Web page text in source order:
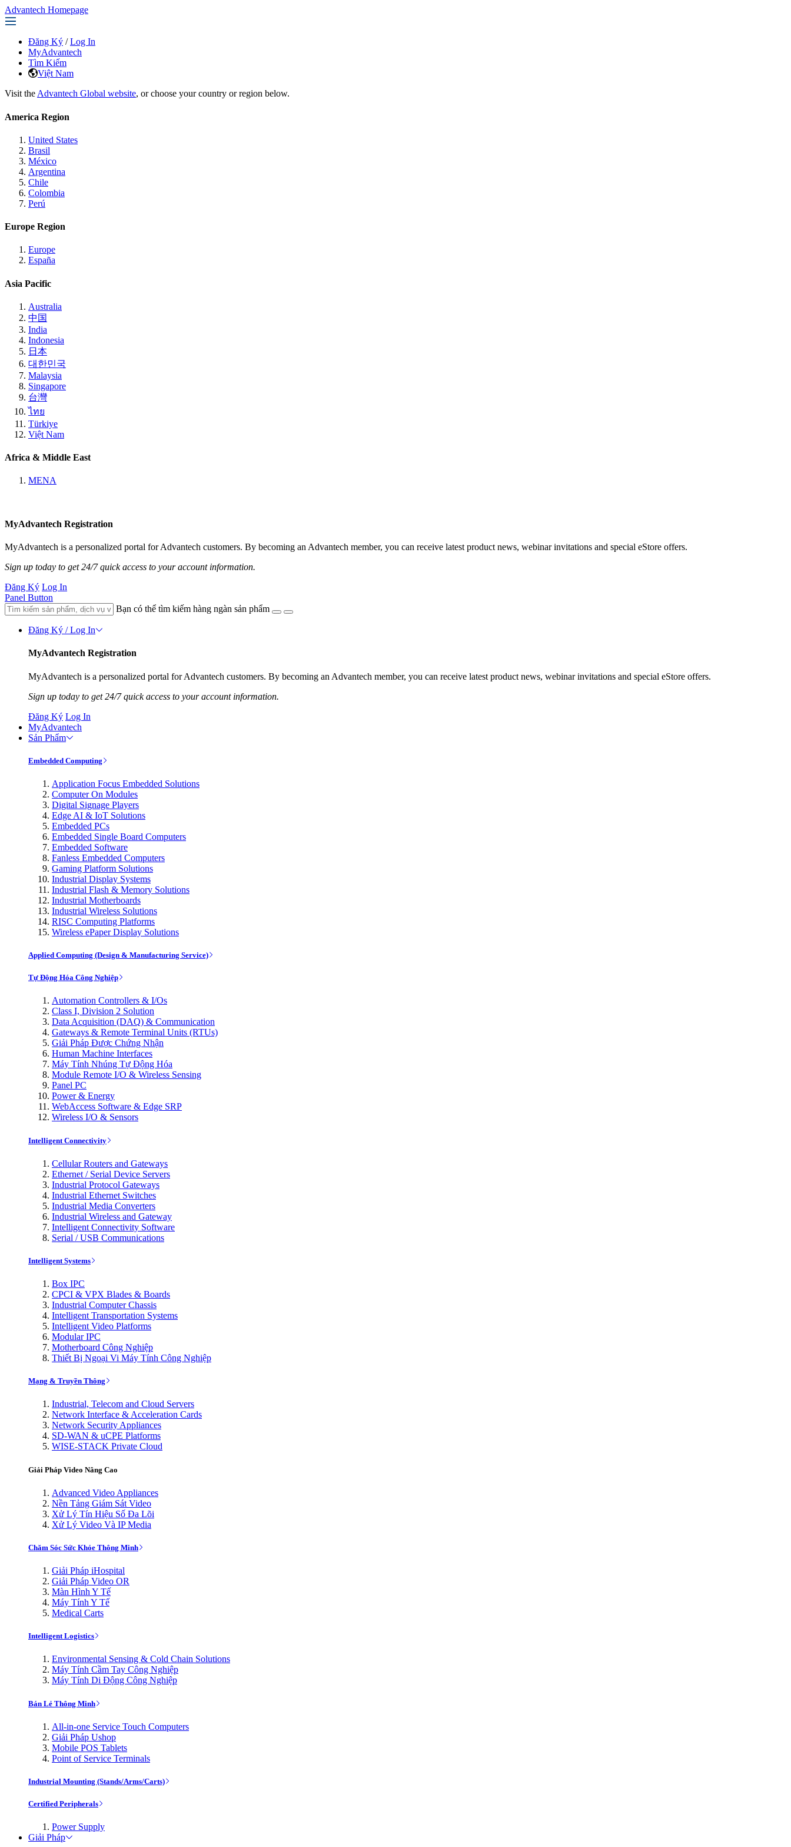
Advantech Homepage
Đăng Ký / Log In
MyAdvantech
Tìm Kiếm
Việt Nam
Visit the Advantech Global website, or choose your country or region below.
America Region
United States
Brasil
México
Argentina
Chile
Colombia
Perú
Europe Region
Europe
España
Asia Pacific
Australia
中国
India
Indonesia
日本
대한민국
Malaysia
Singapore
台灣
ไทย
Türkiye
Việt Nam
Africa & Middle East
MENA
MyAdvantech Registration
MyAdvantech is a personalized portal for Advantech customers. By becoming an Advantech member, you can receive latest product news, webinar invitations and special eStore offers.
Sign up today to get 24/7 quick access to your account information.
Đăng Ký Log In
Panel Button
Bạn có thể tìm kiếm hàng ngàn sản phẩm
Đăng Ký / Log In
MyAdvantech Registration
MyAdvantech is a personalized portal for Advantech customers. By becoming an Advantech member, you can receive latest product news, webinar invitations and special eStore offers.
Sign up today to get 24/7 quick access to your account information.
Đăng Ký Log In
MyAdvantech
Sản Phẩm
Embedded Computing
Application Focus Embedded Solutions
Computer On Modules
Digital Signage Players
Edge AI & IoT Solutions
Embedded PCs
Embedded Single Board Computers
Embedded Software
Fanless Embedded Computers
Gaming Platform Solutions
Industrial Display Systems
Industrial Flash & Memory Solutions
Industrial Motherboards
Industrial Wireless Solutions
RISC Computing Platforms
Wireless ePaper Display Solutions
Applied Computing (Design & Manufacturing Service)
Tự Động Hóa Công Nghiệp
Automation Controllers & I/Os
Class I, Division 2 Solution
Data Acquisition (DAQ) & Communication
Gateways & Remote Terminal Units (RTUs)
Giải Pháp Được Chứng Nhận
Human Machine Interfaces
Máy Tính Nhúng Tự Động Hóa
Module Remote I/O & Wireless Sensing
Panel PC
Power & Energy
WebAccess Software & Edge SRP
Wireless I/O & Sensors
Intelligent Connectivity
Cellular Routers and Gateways
Ethernet / Serial Device Servers
Industrial Protocol Gateways
Industrial Ethernet Switches
Industrial Media Converters
Industrial Wireless and Gateway
Intelligent Connectivity Software
Serial / USB Communications
Intelligent Systems
Box IPC
CPCI & VPX Blades & Boards
Industrial Computer Chassis
Intelligent Transportation Systems
Intelligent Video Platforms
Modular IPC
Motherboard Công Nghiệp
Thiết Bị Ngoại Vi Máy Tính Công Nghiệp
Mạng & Truyền Thông
Industrial, Telecom and Cloud Servers
Network Interface & Acceleration Cards
Network Security Appliances
SD-WAN & uCPE Platforms
WISE-STACK Private Cloud
Giải Pháp Video Nâng Cao
Advanced Video Appliances
Nền Tảng Giám Sát Video
Xử Lý Tín Hiệu Số Đa Lõi
Xử Lý Video Và IP Media
Chăm Sóc Sức Khỏe Thông Minh
Giải Pháp iHospital
Giải Pháp Video OR
Màn Hình Y Tế
Máy Tính Y Tế
Medical Carts
Intelligent Logistics
Environmental Sensing & Cold Chain Solutions
Máy Tính Cầm Tay Công Nghiệp
Máy Tính Di Động Công Nghiệp
Bán Lẻ Thông Minh
All-in-one Service Touch Computers
Giải Pháp Ushop
Mobile POS Tablets
Point of Service Terminals
Industrial Mounting (Stands/Arms/Carts)
Certified Peripherals
Power Supply
Giải Pháp